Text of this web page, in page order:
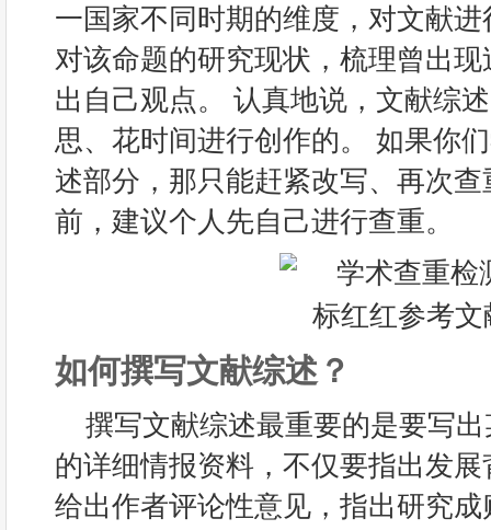
一国家不同时期的维度，对文献
对该命题的研究现状，梳理曾出
出自己观点。 认真地说，文献综
思、花时间进行创作的。 如果你
述部分，那只能赶紧改写、再次
前，建议个人先自己进行查重。
如何撰写文献综述？
撰写文献综述最重要的是要写
的详细情报资料，不仅要指出发
给出作者评论性意见，指出研究